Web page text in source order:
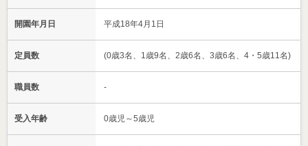
開園年月日 平成18年4月1日
定員数 (0歳3名、1歳9名、2歳6名、3歳6名、4・5歳11名)
職員数 -
受入年齢 0歳児～5歳児